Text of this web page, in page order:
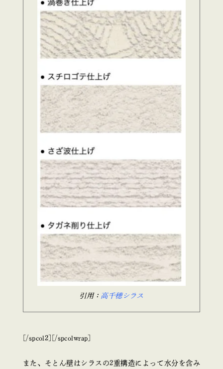
引用： 高千穂シラス
[/spcol2][/spcolwrap]
また、そとん壁はシラスの2重構造によって水分を含み